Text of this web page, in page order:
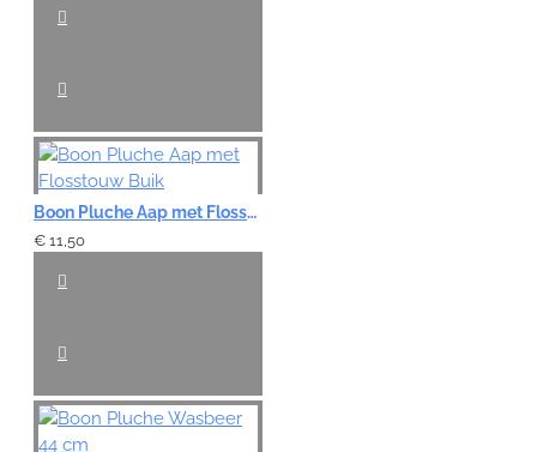
Boon Pluche Aap met Flosstouw Buik
€ 11,50